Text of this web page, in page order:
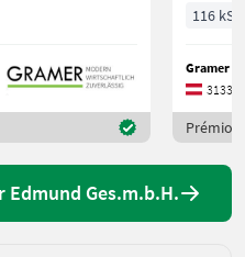
116 kS/
Gramer
3133
Edmund Ges.m.b.H.